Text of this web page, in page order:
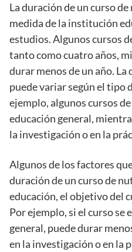
La duración de un curso
medida de la institución
estudios. Algunos cursos
tanto como cuatro años,
durar menos de un año.
puede variar según el tipo
ejemplo, algunos cursos
educación general,
la investigación o en la
Algunos de los factores
duración de un curso de
educación, el objetivo del
Por ejemplo, si el curso se
general, puede durar
en la investigación o en la